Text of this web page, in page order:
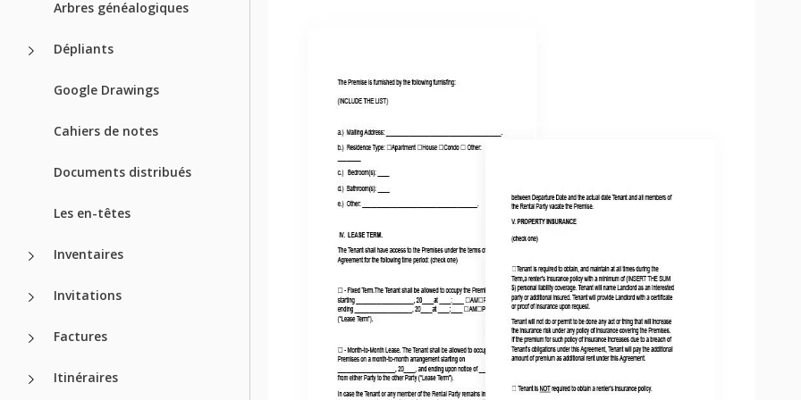
Arbres généalogiques
Dépliants
Google Drawings
Cahiers de notes
Documents distribués
Les en-têtes
Inventaires
Invitations
Factures
Itinéraires